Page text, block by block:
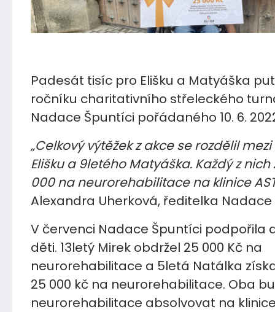
Padesát tisíc pro Elišku a Matyáška
ročníku charitativního střeleckého
Nadace Špuntíci pořádaného 10. 6.
„Celkový výtěžek z akce se rozdělil mezi
Elišku a 9letého Matyáška. Každý z nich
000 na neurorehabilitace na klinice
Alexandra Uherková, ředitelka
V červenci Nadace Špuntíci podpořila
děti. 13letý Mirek obdržel 25 000 Kč na
neurorehabilitace a 5letá Natálka
25 000 kč na neurorehabilitace. Oba
neurorehabilitace absolvovat na klinice